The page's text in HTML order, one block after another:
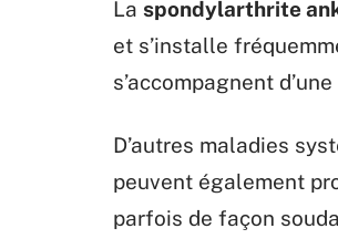
La spondylarthrite
et s’installe
s’accompagnent
D’autres maladies
peuvent également
parfois de façon